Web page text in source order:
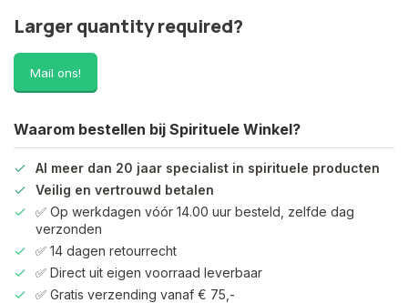
Larger quantity required?
Mail ons!
Waarom bestellen bij Spirituele Winkel?
Al meer dan 20 jaar specialist in spirituele producten
Veilig en vertrouwd betalen
✅ Op werkdagen vóór 14.00 uur besteld, zelfde dag
verzonden
✅ 14 dagen retourrecht
✅ Direct uit eigen voorraad leverbaar
✅ Gratis verzending vanaf € 75,-